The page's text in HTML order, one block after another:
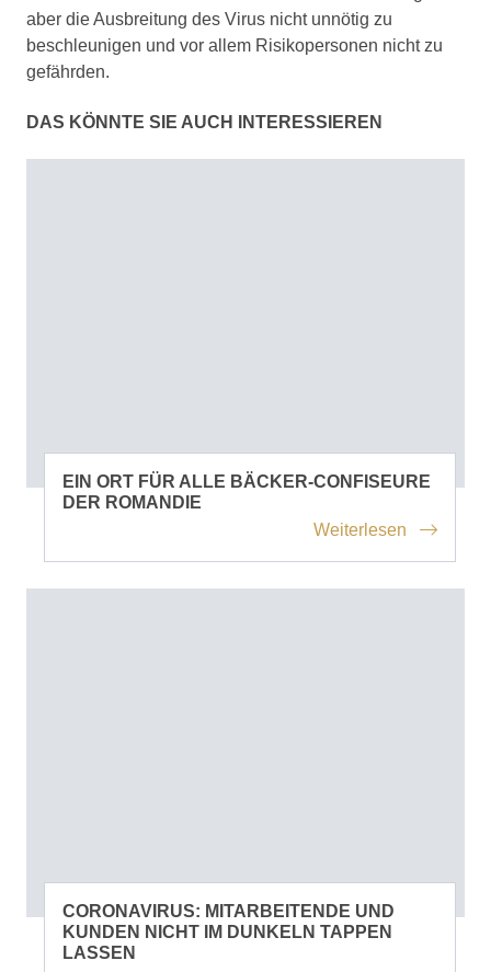
aber die Ausbreitung des Virus nicht unnötig zu
beschleunigen und vor allem Risikopersonen nicht zu
gefährden.
DAS KÖNNTE SIE AUCH INTERESSIEREN
EIN ORT FÜR ALLE BÄCKER-CONFISEURE
DER ROMANDIE
Weiterlesen
CORONAVIRUS: MITARBEITENDE UND
KUNDEN NICHT IM DUNKELN TAPPEN
LASSEN